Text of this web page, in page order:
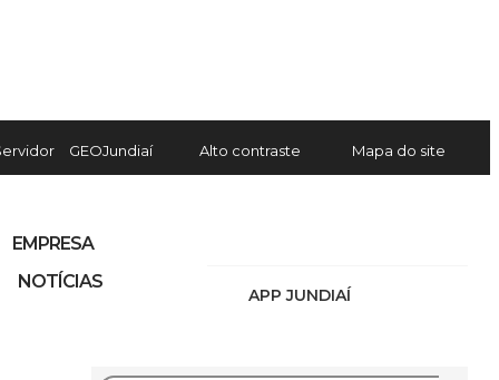
GEOJundiaí Alto contraste Mapa do site
APP JUNDIAÍ
EMPRESA
NOTÍCIAS